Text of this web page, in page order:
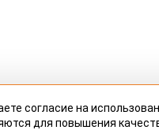
согласие на
для повышения